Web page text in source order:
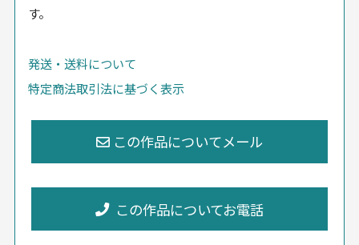
す。
発送・送料について
特定商法取引法に基づく表示
この作品についてお電話